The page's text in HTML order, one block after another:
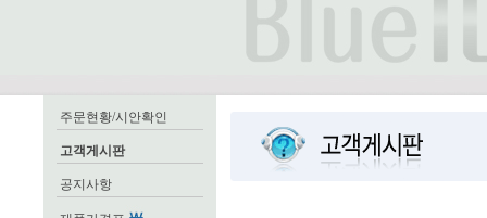
주문현황/시안확인
고객게시판
공지사항